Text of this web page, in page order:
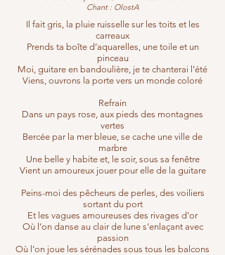
Chant : OlostA
Il fait gris, la pluie ruisselle sur les toits et les
carreaux
Prends ta boîte d’aquarelles, une toile et un
pinceau
Moi, guitare en bandoulière, je te chanterai l’été
Viens, ouvrons la porte vers un monde coloré
Refrain
Dans un pays rose, aux pieds des montagnes
vertes
Bercée par la mer bleue, se cache une ville de
marbre
Une belle y habite et, le soir, sous sa fenêtre
Vient un amoureux jouer pour elle de la guitare
Peins-moi des pêcheurs de perles, des voiliers
sortant du port
Et les vagues amoureuses des rivages d’or
Où l’on danse au clair de lune s’enlaçant avec
passion
Où l’on joue les sérénades sous tous les balcons